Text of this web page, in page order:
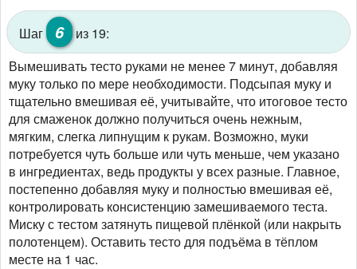
Шаг 6
из 19:
Вымешивать тесто руками не менее 7 минут, добавляя
муку только по мере необходимости. Подсыпая муку и
тщательно вмешивая её, учитывайте, что итоговое тесто
для смаженок должно получиться очень нежным,
мягким, слегка липнущим к рукам. Возможно, муки
потребуется чуть больше или чуть меньше, чем указано
в ингредиентах, ведь продукты у всех разные. Главное,
постепенно добавляя муку и полностью вмешивая её,
контролировать консистенцию замешиваемого теста.
Миску с тестом затянуть пищевой плёнкой (или накрыть
полотенцем). Оставить тесто для подъёма в тёплом
месте на 1 час.